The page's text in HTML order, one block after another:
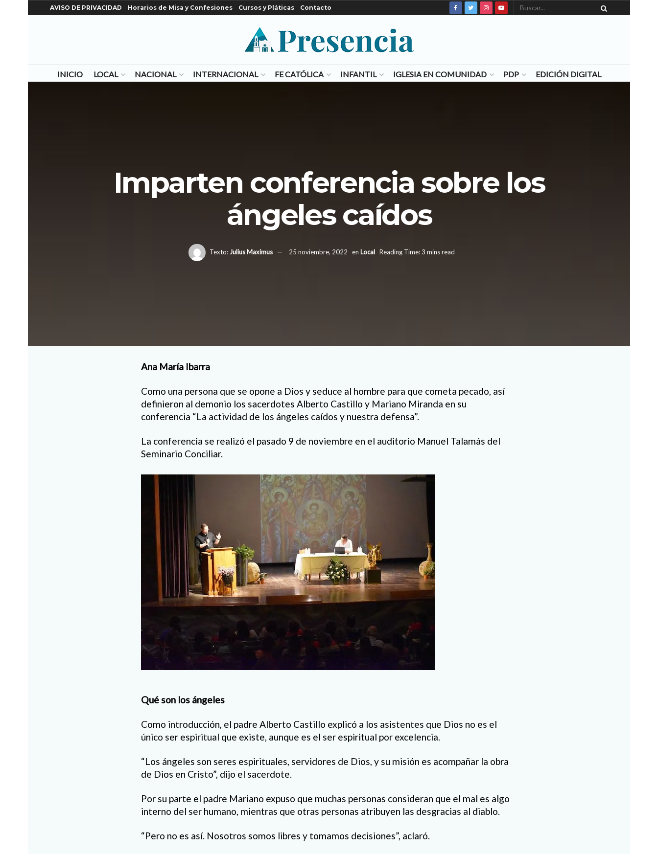
AVISO DE PRIVACIDAD Horarios de Misa y Confesiones Cursos y Pláticas Contacto
INICIO LOCAL NACIONAL INTERNACIONAL FE CATÓLICA INFANTIL IGLESIA EN COMUNIDAD PDP EDICIÓN DIGITAL
Imparten conferencia sobre los
ángeles caídos
Texto: Julius Maximus 25 noviembre, 2022 en Local Reading Time: 3 mins read
Ana María Ibarra
Como una persona que se opone a Dios y seduce al hombre para que cometa pecado, así
definieron al demonio los sacerdotes Alberto Castillo y Mariano Miranda en su
conferencia “La actividad de los ángeles caídos y nuestra defensa”.
La conferencia se realizó el pasado 9 de noviembre en el auditorio Manuel Talamás del
Seminario Conciliar.
Qué son los ángeles
Como introducción, el padre Alberto Castillo explicó a los asistentes que Dios no es el
único ser espiritual que existe, aunque es el ser espiritual por excelencia.
“Los ángeles son seres espirituales, servidores de Dios, y su misión es acompañar la obra
de Dios en Cristo”, dijo el sacerdote.
Por su parte el padre Mariano expuso que muchas personas consideran que el mal es algo
interno del ser humano, mientras que otras personas atribuyen las desgracias al diablo.
“Pero no es así. Nosotros somos libres y tomamos decisiones”, aclaró.